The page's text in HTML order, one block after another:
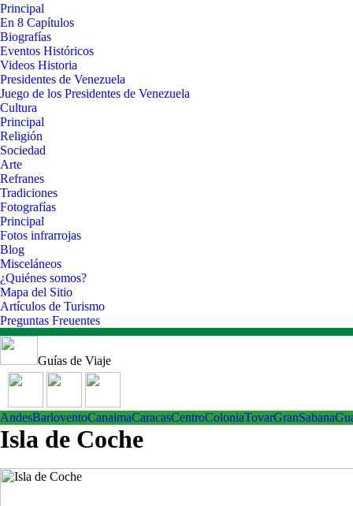
Principal
En 8 Capítulos
Biografías
Eventos Históricos
Videos Historia
Presidentes de Venezuela
Juego de los Presidentes de Venezuela
Cultura
Principal
Religión
Sociedad
Arte
Refranes
Tradiciones
Fotografías
Principal
Fotos infrarrojas
Blog
Misceláneos
¿Quiénes somos?
Mapa del Sitio
Artículos de Turismo
Preguntas Freuentes
Guías de Viaje
AndesBarloventoCanaimaCaracasCentroColoniaTovarGranSabana
Isla de Coche